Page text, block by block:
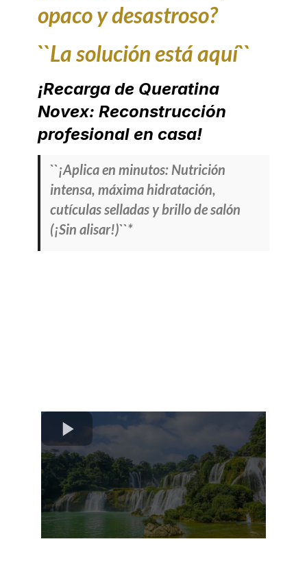
opaco y desastroso?
``La solución está aquí``
¡Recarga de Queratina
Novex: Reconstrucción
profesional en casa!
``¡Aplica en minutos: Nutrición
intensa, máxima hidratación,
cutículas selladas y brillo de salón
(¡Sin alisar!)``*